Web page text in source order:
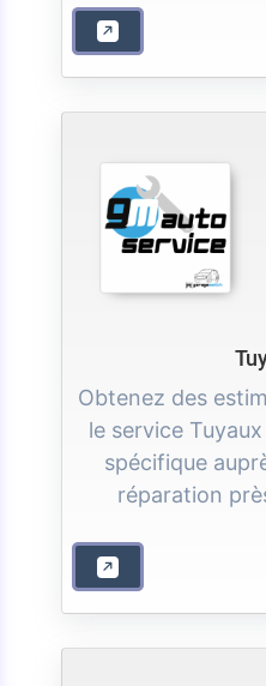
Obtenez des
le service
spécifique
réparation